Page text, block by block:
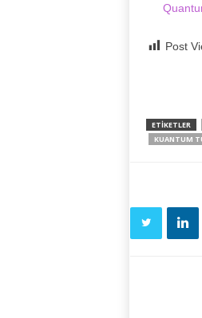
Post
ETIKETLER
KUANTUM